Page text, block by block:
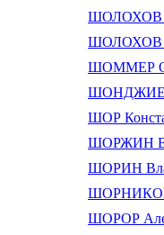
ШОЛОХОВ
ШОЛОХОВ
ШОММЕР
ШОНДЖИЕВ
ШОР
ШОРЖИН
ШОРИН
ШОРНИКОВ
ШОРОР